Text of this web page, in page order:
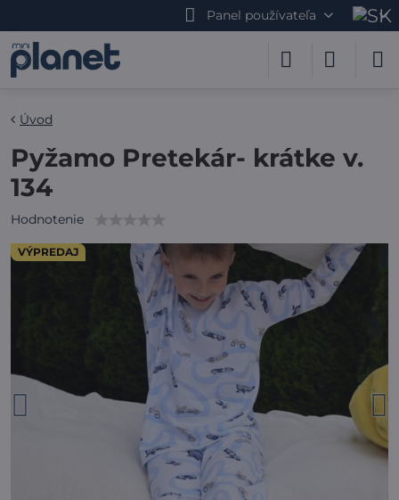
Panel používateľa
VÝPREDAJ
Úvod
Pyžamo Pretekár- krátke v.
134
Hodnotenie